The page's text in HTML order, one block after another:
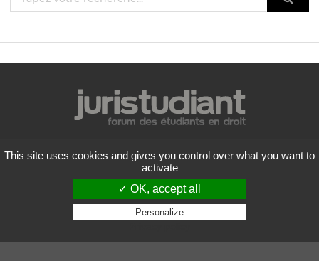
Mentions légales
Politique de confidentialité
Conditions générales d'utilisation
Liste des forums
Contactez-nous
Copyright
2026 Juristudiant.com - Tous droits réservés
This site uses cookies and gives you control over what you want to
activate
✓ OK, accept all
Personalize